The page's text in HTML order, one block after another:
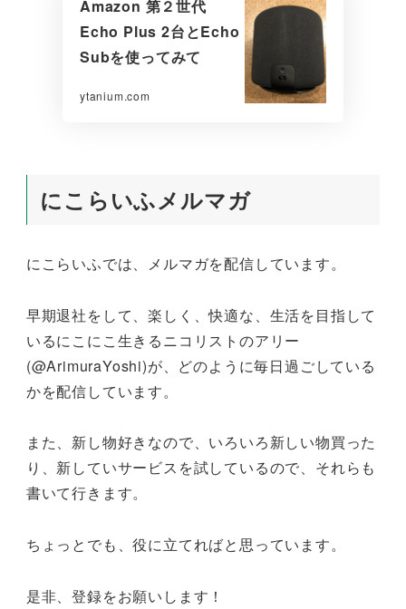
Amazon 第２世代
Echo Plus 2台とEcho
Subを使ってみて
ytanium.com
にこらいふメルマガ
にこらいふでは、メルマガを配信しています。
早期退社をして、楽しく、快適な、生活を目指して
いるにこにこ生きるニコリストのアリー
(@ArimuraYoshi)が、どのように毎日過ごしている
かを配信しています。
また、新し物好きなので、いろいろ新しい物買った
り、新していサービスを試しているので、それらも
書いて行きます。
ちょっとでも、役に立てればと思っています。
是非、登録をお願いします！